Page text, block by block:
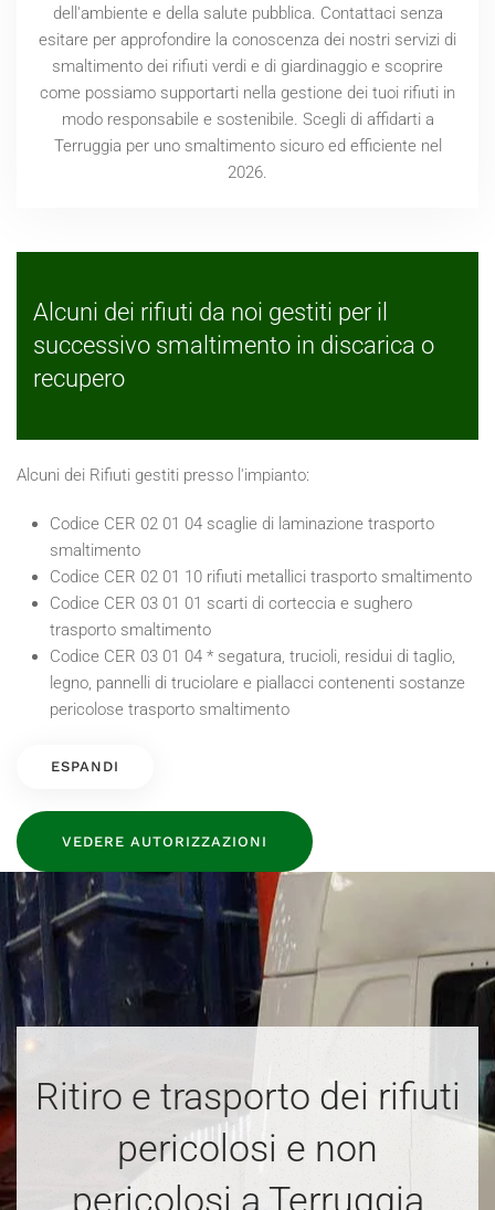
dell'ambiente e della salute pubblica. Contattaci senza
esitare per approfondire la conoscenza dei nostri servizi di
smaltimento dei rifiuti verdi e di giardinaggio e scoprire
come possiamo supportarti nella gestione dei tuoi rifiuti in
modo responsabile e sostenibile. Scegli di affidarti a
Terruggia per uno smaltimento sicuro ed efficiente nel
2026.
Alcuni dei rifiuti da noi gestiti per il
successivo smaltimento in discarica o
recupero
Alcuni dei Rifiuti gestiti presso l'impianto:
Codice CER 02 01 04 scaglie di laminazione trasporto
smaltimento
Codice CER 02 01 10 rifiuti metallici trasporto smaltimento
Codice CER 03 01 01 scarti di corteccia e sughero
trasporto smaltimento
Codice CER 03 01 04 * segatura, trucioli, residui di taglio,
legno, pannelli di truciolare e piallacci contenenti sostanze
pericolose trasporto smaltimento
ESPANDI
VEDERE AUTORIZZAZIONI
Ritiro e trasporto dei rifiuti
pericolosi e non
pericolosi a Terruggia